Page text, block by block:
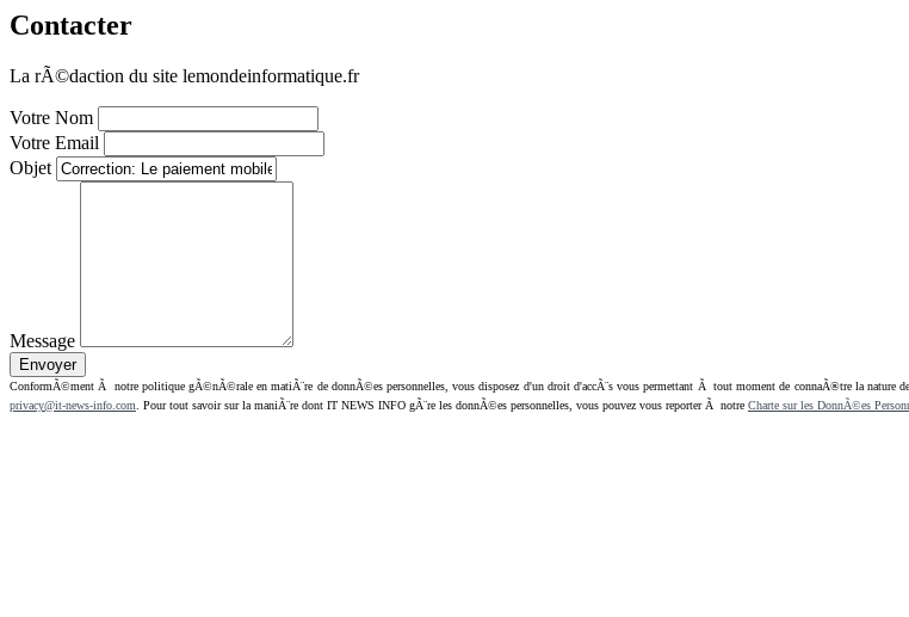
Contacter
La rÃ©daction du site lemondeinformatique.fr
Votre Nom
Votre Email
Objet
Message
ConformÃ©ment Ã notre politique gÃ©nÃ©rale en matiÃ¨re de donnÃ©es personnelles, vous disposez d'un droit d'accÃ¨s vous permettant Ã tout moment de connaÃ®tre la nature
privacy@it-news-info.com . Pour tout savoir sur la maniÃ¨re dont IT NEWS INFO gÃ¨re les donnÃ©es personnelles, vous pouvez vous reporter Ã notre Charte sur les DonnÃ©es